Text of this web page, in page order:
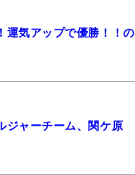
気アップで優勝！！の
ャーチーム、関ケ原